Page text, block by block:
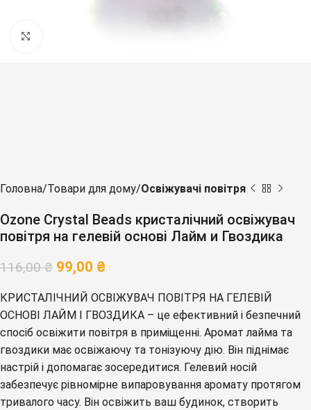
Головна Товари для дому Освіжувачі повітря
Ozone Crystal Beads кристалічний освіжувач
повітря на гелевій основі Лайм и Гвоздика
116,00₴ 99,00 ₴
КРИСТАЛІЧНИЙ ОСВІЖУВАЧ ПОВІТРЯ НА ГЕЛЕВІЙ
ОСНОВІ ЛАЙМ I ГВОЗДИКА – це ефективний і безпечний
спосіб освіжити повітря в приміщенні. Аромат лайма та
гвоздики має освіжаючу та тонізуючу дію. Він піднімає
настрій і допомагає зосередитися. Гелевий носій
забезпечує рівномірне випаровування аромату протягом
тривалого часу. Він освіжить ваш будинок, створить